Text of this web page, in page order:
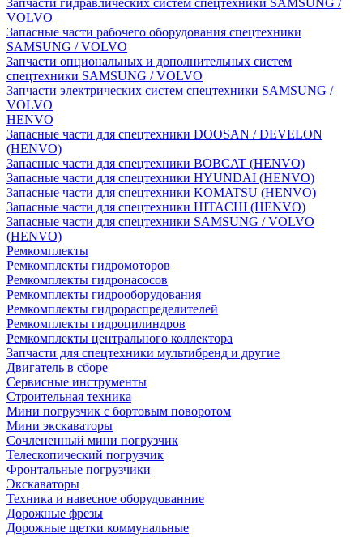
Запчасти гидравлических систем спецтехники SAMSUNG /
VOLVO
Запасные части рабочего оборудования спецтехники
SAMSUNG / VOLVO
Запчасти опциональных и дополнительных систем
спецтехники SAMSUNG / VOLVO
Запчасти электрических систем спецтехники SAMSUNG /
VOLVO
HENVO
Запасные части для спецтехники DOOSAN / DEVELON
(HENVO)
Запасные части для спецтехники BOBCAT (HENVO)
Запасные части для спецтехники HYUNDAI (HENVO)
Запасные части для спецтехники KOMATSU (HENVO)
Запасные части для спецтехники HITACHI (HENVO)
Запасные части для спецтехники SAMSUNG / VOLVO
(HENVO)
Ремкомплекты
Ремкомплекты гидромоторов
Ремкомплекты гидронасосов
Ремкомплекты гидрооборудования
Ремкомплекты гидрораспределителей
Ремкомплекты гидроцилиндров
Ремкомплекты центрального коллектора
Запчасти для спецтехники мультибренд и другие
Двигатель в сборе
Сервисные инструменты
Строительная техника
Мини погрузчик с бортовым поворотом
Мини экскаваторы
Сочлененный мини погрузчик
Телескопический погрузчик
Фронтальные погрузчики
Экскаваторы
Техника и навесное оборудованние
Дорожные фрезы
Дорожные щетки коммунальные